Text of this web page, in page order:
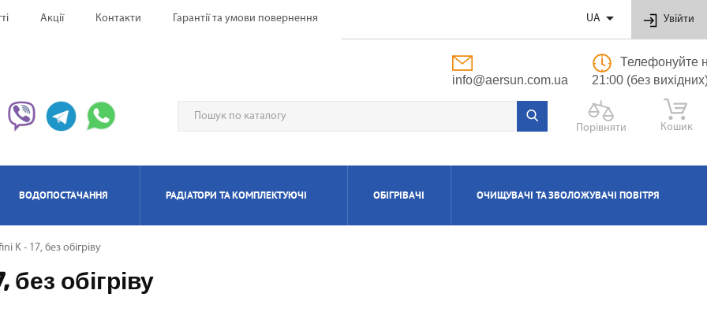
Акції Контакти Гарантії та умови повернення UA  Увійти
info@aersun.com.ua
Телефонуйте
21:00 (без
Порівняти Кошик
СПЛІТ-СИСТЕМА
НАПОЛЬНІ
ЕЛЕКТРИЧНІ
ВОДОПОСТАЧАННЯ
ПРОТОЧНІ
РАДІАТОРИ ТА КОМПЛЕКТУЮЧІ
БІМЕТАЛЕВІ
ОБІГРІВАЧІ
ОБІГРІВАЧІ UFO
ОЧИЩУВАЧІ ТА ЗВОЛОЖУВАЧІ ПОВІТРЯ
ПОВІТРЯ
K - 17, без обігріву
обігріву